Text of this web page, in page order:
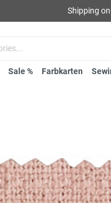
Shipping
Sale % Farbkarten